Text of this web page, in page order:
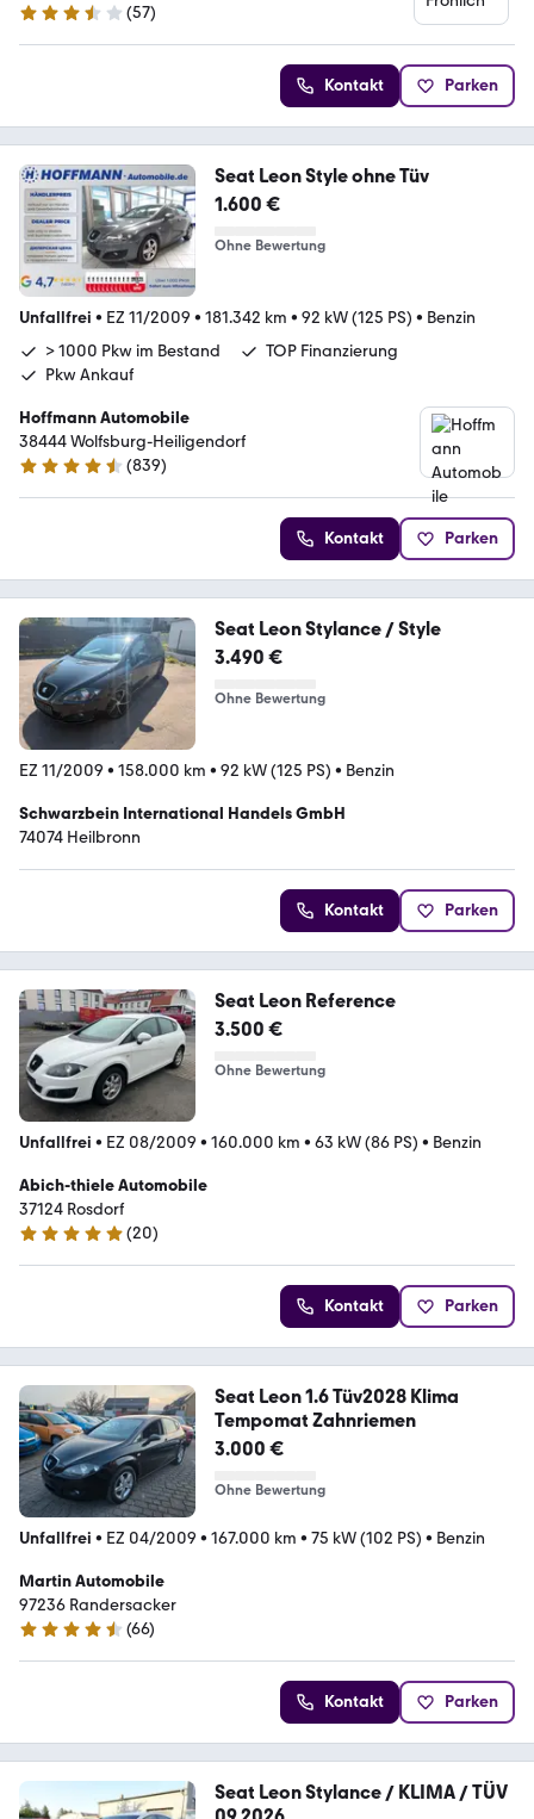
3.6 Sterne
(57)
Kontakt Parken
Seat Leon Style ohne Tüv
1.600 €
Ohne Bewertung
Unfallfrei • EZ 11/2009 • 181.342 km • 92 kW (125 PS) • Benzin
> 1000 Pkw im Bestand
TOP Finanzierung
Pkw Ankauf
Hoffmann Automobile
38444 Wolfsburg-Heiligendorf
4.5 Sterne
(839)
Kontakt Parken
Seat Leon Stylance / Style
3.490 €
Ohne Bewertung
EZ 11/2009 • 158.000 km • 92 kW (125 PS) • Benzin
Schwarzbein International Handels GmbH
74074 Heilbronn
Kontakt Parken
Seat Leon Reference
3.500 €
Ohne Bewertung
Unfallfrei • EZ 08/2009 • 160.000 km • 63 kW (86 PS) • Benzin
Abich-thiele Automobile
37124 Rosdorf
4.9 Sterne
(20)
Kontakt Parken
Seat Leon 1.6 Tüv2028 Klima
Tempomat Zahnriemen
3.000 €
Ohne Bewertung
Unfallfrei • EZ 04/2009 • 167.000 km • 75 kW (102 PS) • Benzin
Martin Automobile
97236 Randersacker
4.6 Sterne
(66)
Kontakt Parken
Seat Leon Stylance / KLIMA / TÜV